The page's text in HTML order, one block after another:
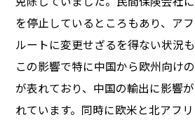
を停止しているところもあり、ア
ルートに変更せざるを得ない状況も
この影響で特に中国から欧州向け
が表れており、中国の輸出に影響
れています。同時に欧米と北アフ